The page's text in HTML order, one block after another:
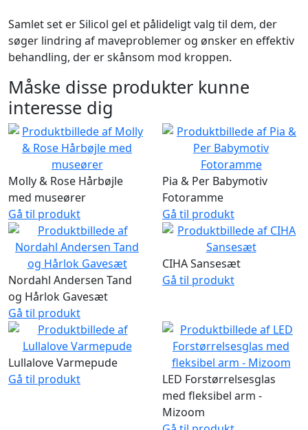
Samlet set er Silicol gel et pålideligt valg til dem, der
søger lindring af maveproblemer og ønsker en effektiv
behandling, der er skånsom mod kroppen.
Måske disse produkter kunne
interesse dig
Molly & Rose Hårbøjle
med museører
Gå til produkt
Pia & Per Babymotiv
Fotoramme
Gå til produkt
Nordahl Andersen Tand
og Hårlok Gavesæt
Gå til produkt
CIHA Sansesæt
Gå til produkt
Lullalove Varmepude
Gå til produkt
LED Forstørrelsesglas
med fleksibel arm -
Mizoom